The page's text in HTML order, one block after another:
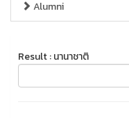
Alumni
Result : นานาชาติ